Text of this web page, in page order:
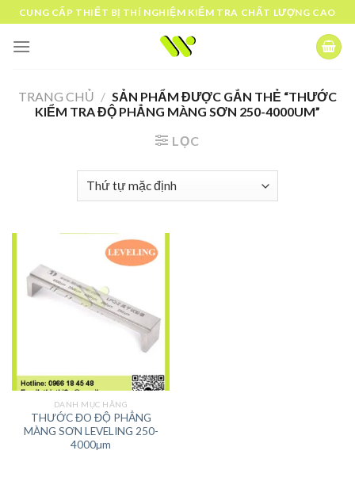
Skip
to
content
CUNG CẤP THIẾT BỊ THÍ NGHIỆM KIỂM TRA CHẤT LƯỢNG CAO
TRANG CHỦ / SẢN PHẨM ĐƯỢC GẮN THẺ “THƯỚC
KIỂM TRA ĐỘ PHẲNG MÀNG SƠN 250-4000UM”
LỌC
DANH MỤC HÃNG
THƯỚC ĐO ĐỘ PHẲNG
MÀNG SƠN LEVELING 250-
4000µm